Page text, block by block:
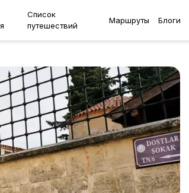
Список
путешествий
Маршруты Блоги